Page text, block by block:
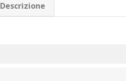
Descrizione